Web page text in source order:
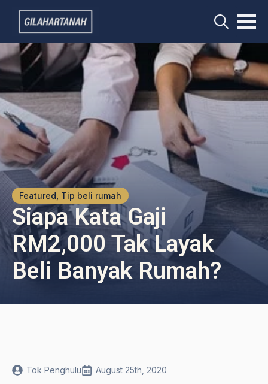
Search
for:
Featured, Tip beli rumah
Siapa Kata Gaji
RM2,000 Tak Layak
Beli Banyak Rumah?
Tok Penghulu August 25th, 2020